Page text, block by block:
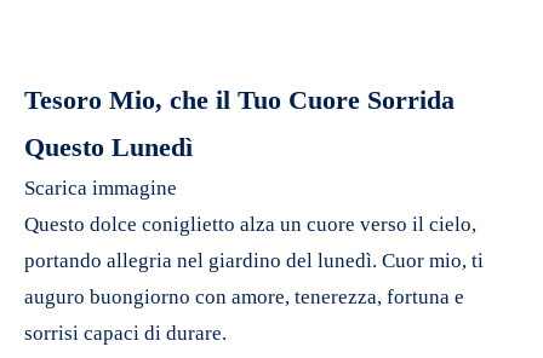
Tesoro Mio, che il Tuo Cuore Sorrida
Questo Lunedì
Scarica immagine
Questo dolce coniglietto alza un cuore verso il cielo,
portando allegria nel giardino del lunedì. Cuor mio, ti
auguro buongiorno con amore, tenerezza, fortuna e
sorrisi capaci di durare.